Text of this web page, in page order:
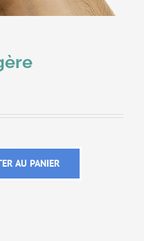
AU PANIER